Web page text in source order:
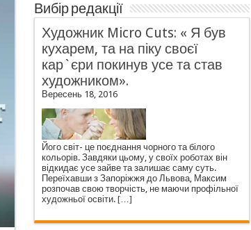
Вибір редакції
Художник Micro Cuts: « Я був
кухарем, та на піку своєї
кар`єри покинув усе та став
художником».
Вересень 18, 2016
Його світ- це поєднання чорного та білого
кольорів. Завдяки цьому, у своїх роботах він
відкидає усе зайве та залишає саму суть.
Переїхавши з Запоріжжя до Львова, Максим
розпочав свою творчість, не маючи профільної
художньої освіти. […]